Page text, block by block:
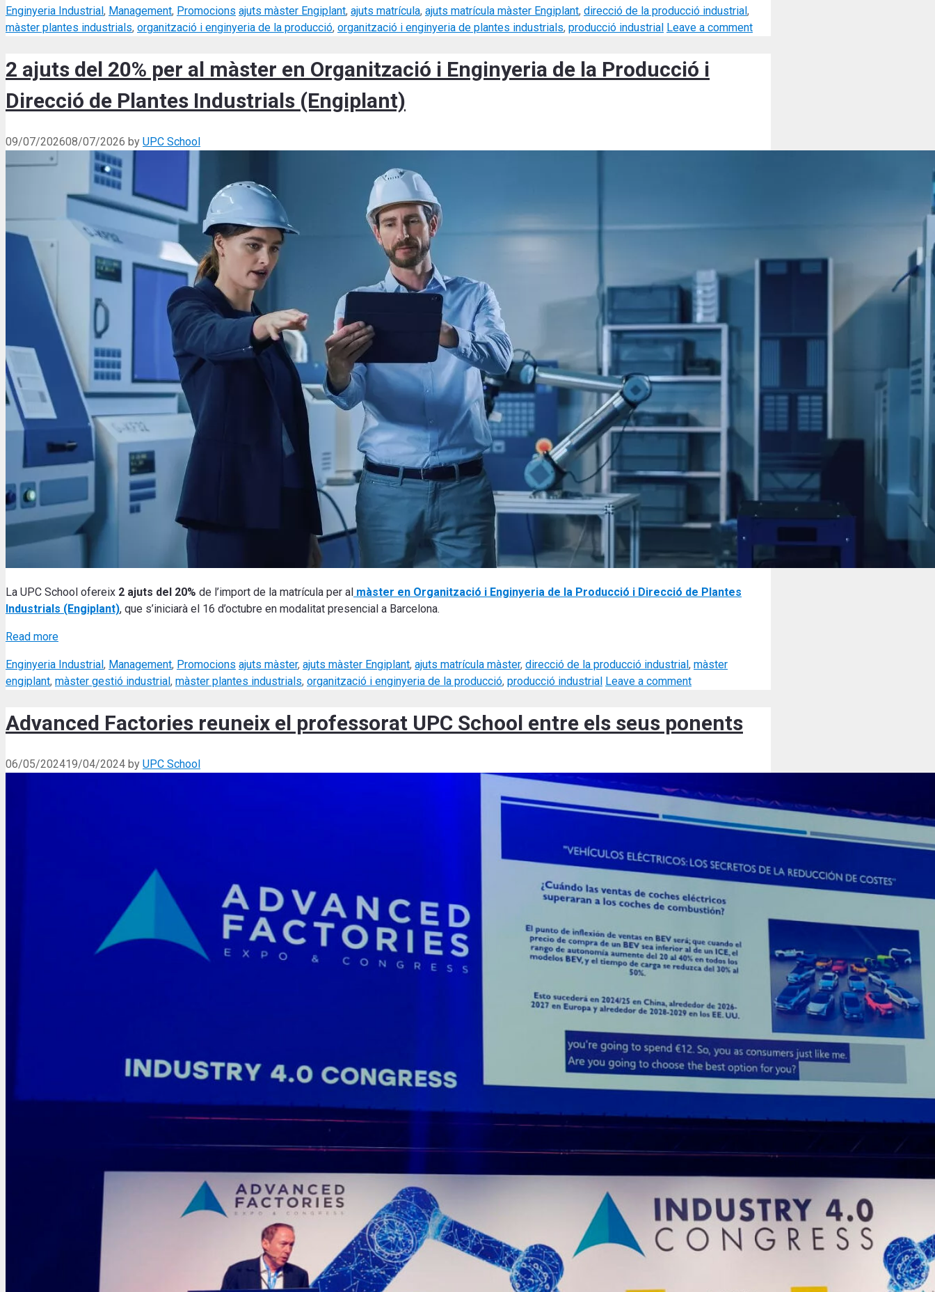
Categories
Enginyeria Industrial, Management, Promocions Tags
ajuts màster Engiplant, ajuts matrícula, ajuts matrícula màster Engiplant, direcció de la producció industrial,
màster plantes industrials, organització i enginyeria de la producció, organització i enginyeria de plantes industrials, producció industrial Leave a comment
2 ajuts del 20% per al màster en Organització i Enginyeria de la Producció i
Direcció de Plantes Industrials (Engiplant)
09/07/202608/07/2026 by UPC School
La UPC School ofereix 2 ajuts del 20% de l’import de la matrícula per al màster en Organització i Enginyeria de la Producció i Direcció de Plantes
Industrials (Engiplant), que s’iniciarà el 16 d’octubre en modalitat presencial a Barcelona.
Read more
Categories
Enginyeria Industrial, Management, Promocions Tags
ajuts màster, ajuts màster Engiplant, ajuts matrícula màster, direcció de la producció industrial, màster
engiplant, màster gestió industrial, màster plantes industrials, organització i enginyeria de la producció, producció industrial Leave a comment
Advanced Factories reuneix el professorat UPC School entre els seus ponents
06/05/202419/04/2024 by UPC School